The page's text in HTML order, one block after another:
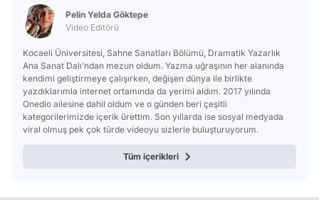
Pelin Yelda Göktepe
Video Editörü
Kocaeli Üniversitesi, Sahne Sanatları Bölümü, Dramatik Yazarlık
Ana Sanat Dalı’ndan mezun oldum. Yazma uğraşının her alanında
kendimi geliştirmeye çalışırken, değişen dünya ile birlikte
yazdıklarımla internet ortamında da yerimi aldım. 2017 yılında
Onedio ailesine dahil oldum ve o günden beri çeşitli
kategorilerimizde içerik ürettim. Son yıllarda ise sosyal medyada
viral olmuş pek çok türde videoyu sizlerle buluşturuyorum.
Tüm içerikleri